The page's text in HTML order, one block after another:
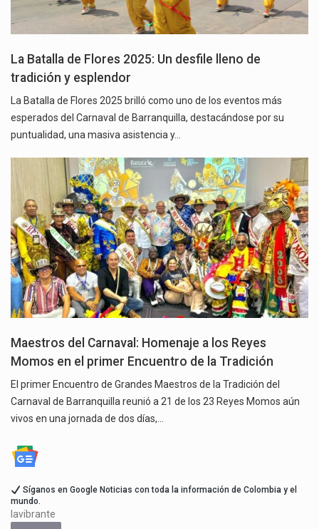
La Batalla de Flores 2025: Un desfile lleno de
tradición y esplendor
La Batalla de Flores 2025 brilló como uno de los eventos más
esperados del Carnaval de Barranquilla, destacándose por su
puntualidad, una masiva asistencia y…
Maestros del Carnaval: Homenaje a los Reyes
Momos en el primer Encuentro de la Tradición
El primer Encuentro de Grandes Maestros de la Tradición del
Carnaval de Barranquilla reunió a 21 de los 23 Reyes Momos aún
vivos en una jornada de dos días,…
Síganos en Google Noticias con toda la información de Colombia y el
mundo.
lavibrante